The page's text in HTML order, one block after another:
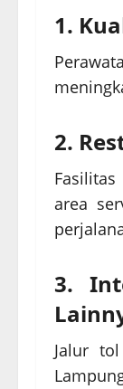
1.
2.
area
3.
Jalur